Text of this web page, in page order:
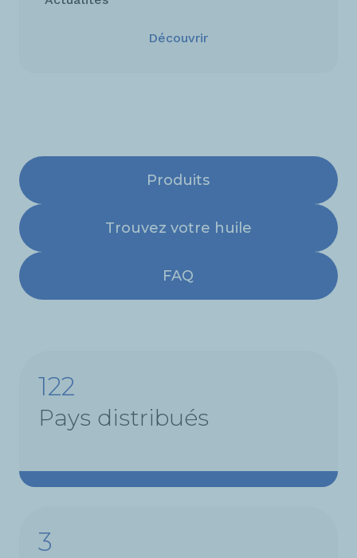
Découvrir
Produits
Trouvez votre huile
FAQ
122
Pays distribués
3